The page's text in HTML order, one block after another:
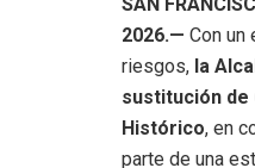
2026.— Con un
riesgos, la
sustitución de
Histórico, en
parte de una